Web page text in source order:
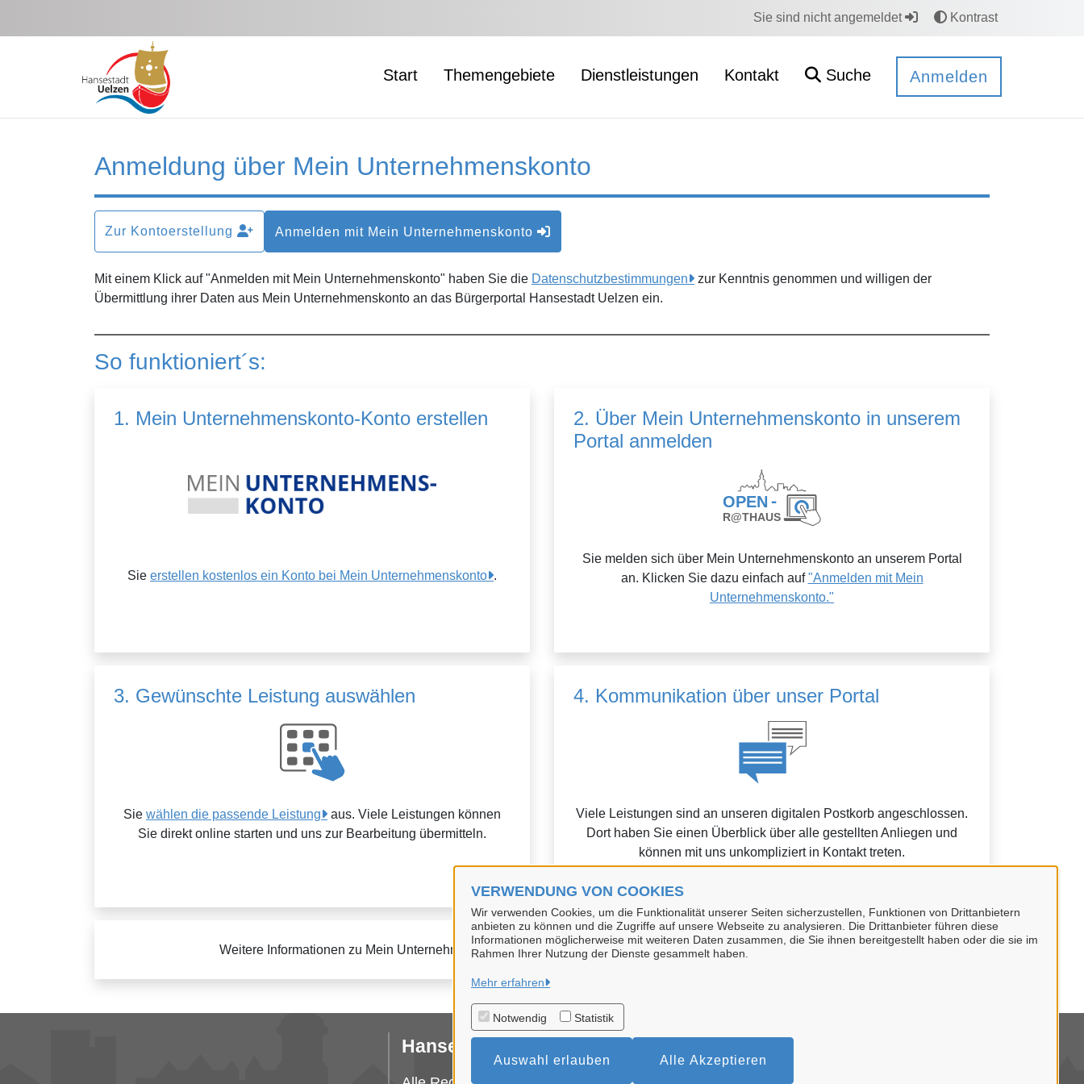
VERWENDUNG VON COOKIES
Wir verwenden Cookies, um die Funktionalität unserer Seiten sicherzustellen, Funktionen von Drittanbietern
anbieten zu können und die Zugriffe auf unsere Webseite zu analysieren. Die Drittanbieter führen diese
Informationen möglicherweise mit weiteren Daten zusammen, die Sie ihnen bereitgestellt haben oder die sie im
Rahmen Ihrer Nutzung der Dienste gesammelt haben.
Mehr erfahren
Notwendig Statistik
Auswahl erlauben Alle Akzeptieren
Sie sind nicht angemeldet Kontrast
Start Themengebiete Dienstleistungen Kontakt Suche Anmelden
Anmeldung über Mein Unternehmenskonto
Anmelden mit Mein Unternehmenskonto
Zur Kontoerstellung
Mit einem Klick auf "Anmelden mit Mein Unternehmenskonto" haben Sie die Datenschutzbestimmungen
zur Kenntnis genommen und willigen der
Übermittlung ihrer Daten aus Mein Unternehmenskonto an das Bürgerportal Hansestadt Uelzen ein.
So funktioniert´s:
1. Mein Unternehmenskonto-Konto erstellen
Sie erstellen kostenlos ein Konto bei Mein Unternehmenskonto .
2. Über Mein Unternehmenskonto in unserem
Portal anmelden
Sie melden sich über Mein Unternehmenskonto an unserem Portal
an. Klicken Sie dazu einfach auf"Anmelden mit Mein
Unternehmenskonto."
3. Gewünschte Leistung auswählen
Sie wählen die passende Leistung
aus. Viele Leistungen können
Sie direkt online starten und uns zur Bearbeitung übermitteln.
4. Kommunikation über unser Portal
Viele Leistungen sind an unseren digitalen Postkorb angeschlossen.
Dort haben Sie einen Überblick über alle gestellten Anliegen und
können mit uns unkompliziert in Kontakt treten.
Weitere Informationen zu Mein Unternehmenskonto finden Sie auf derFAQ-Seite von Mein Unternehmenskonto.
Hansestadt Uelzen
Datenschutzerklärung